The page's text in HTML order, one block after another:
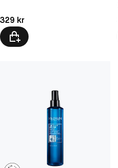
Pris: 329 kr
329 kr